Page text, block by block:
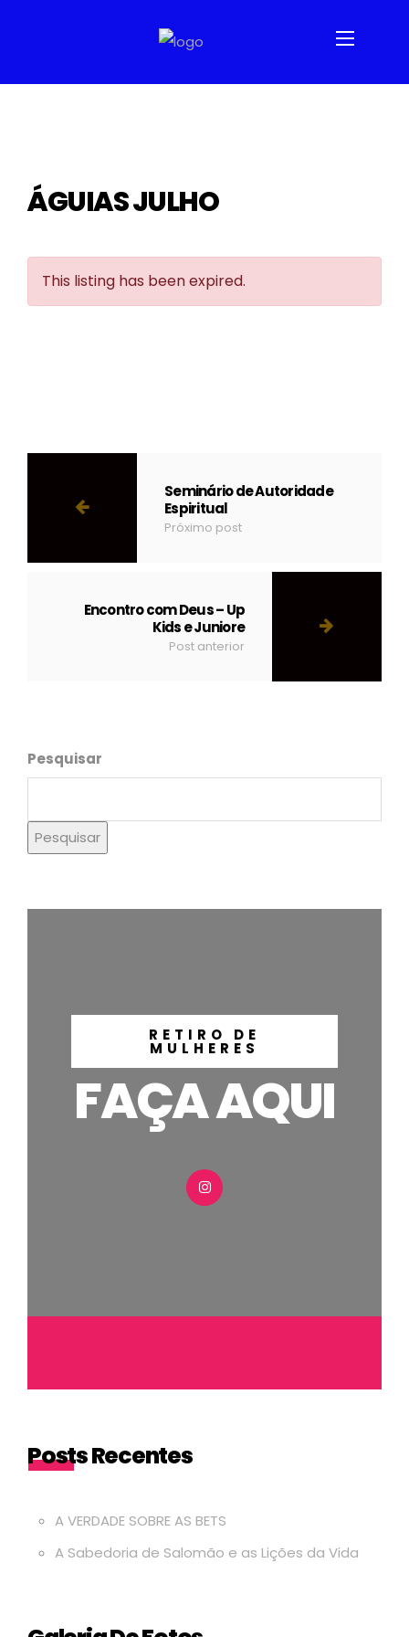
ÁGUIAS JULHO
This listing has been expired.
Seminário de Autoridade
Espiritual
Próximo post
Encontro com Deus – Up
Kids e Juniore
Post anterior
Pesquisar
Pesquisar
RETIRO DE
MULHERES
FAÇA AQUI
Posts Recentes
A VERDADE SOBRE AS BETS
A Sabedoria de Salomão e as Lições da Vida